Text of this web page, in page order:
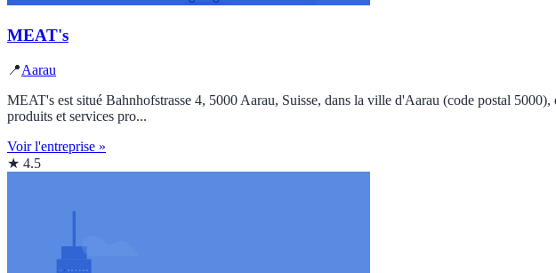
MEAT's
📍Aarau
MEAT's est situé Bahnhofstrasse 4, 5000 Aarau, Suisse, dans la ville d'Aarau (code postal
produits et services pro...
Voir l'entreprise »
★ 4.5